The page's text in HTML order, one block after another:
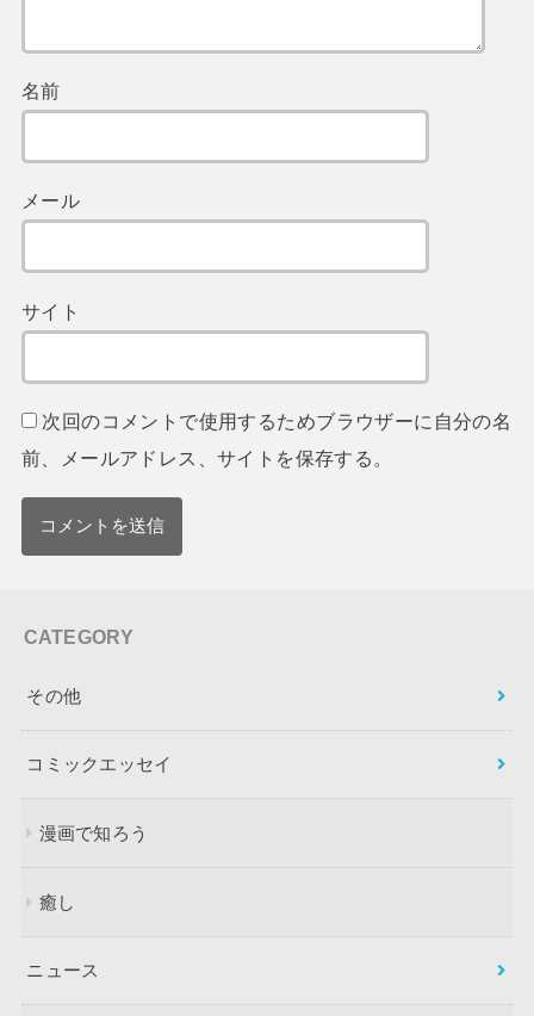
名前
メール
サイト
次回のコメントで使用するためブラウザーに自分の名
前、メールアドレス、サイトを保存する。
CATEGORY
その他
コミックエッセイ
漫画で知ろう
癒し
ニュース